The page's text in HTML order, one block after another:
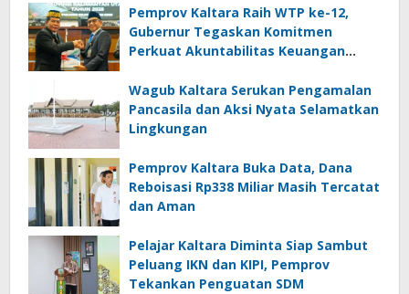
Pemprov Kaltara Raih WTP ke-12,
Gubernur Tegaskan Komitmen
Perkuat Akuntabilitas Keuangan
Wagub Kaltara Serukan Pengamalan
Pancasila dan Aksi Nyata Selamatkan
Lingkungan
Pemprov Kaltara Buka Data, Dana
Reboisasi Rp338 Miliar Masih Tercatat
dan Aman
Pelajar Kaltara Diminta Siap Sambut
Peluang IKN dan KIPI, Pemprov
Tekankan Penguatan SDM